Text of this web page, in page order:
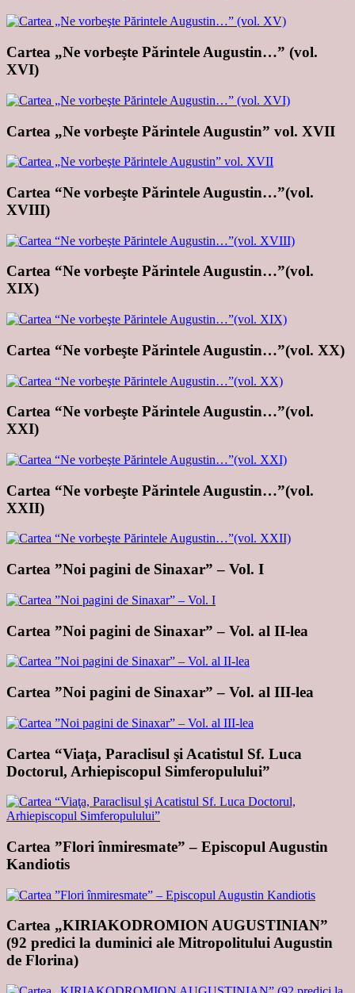
Cartea „Ne vorbeşte Părintele Augustin…” (vol.
XVI)
Cartea „Ne vorbeşte Părintele Augustin” vol. XVII
Cartea “Ne vorbeşte Părintele Augustin…”(vol.
XVIII)
Cartea “Ne vorbeşte Părintele Augustin…”(vol.
XIX)
Cartea “Ne vorbeşte Părintele Augustin…”(vol. XX)
Cartea “Ne vorbeşte Părintele Augustin…”(vol.
XXI)
Cartea “Ne vorbeşte Părintele Augustin…”(vol.
XXII)
Cartea ”Noi pagini de Sinaxar” – Vol. I
Cartea ”Noi pagini de Sinaxar” – Vol. al II-lea
Cartea ”Noi pagini de Sinaxar” – Vol. al III-lea
Cartea “Viaţa, Paraclisul şi Acatistul Sf. Luca
Doctorul, Arhiepiscopul Simferopulului”
Cartea ”Flori înmiresmate” – Episcopul Augustin
Kandiotis
Cartea „KIRIAKODROMION AUGUSTINIAN”
(92 predici la duminici ale Mitropolitului Augustin
de Florina)